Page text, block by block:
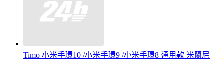
Timo 小米手環10 /小米手環9 /小米手環8 通用款 米蘭尼